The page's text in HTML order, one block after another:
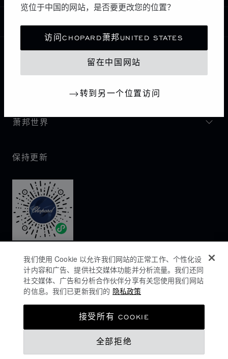
览位于中国的网站，是否要更改您的位置？
访问CHOPARD萧邦UNITED STATES
留在中国网站
转到另一个位置访问
本地化（更改国家/地区）
更改国家/地区
萧邦世界
保持更新
COOKIES政策
我们使用 Cookie 以允许我们网站的正常工作、个性化设
计内容和广告、提供社交媒体功能并分析流量。我们还同
社交媒体、广告和分析合作伙伴分享有关您使用我们网站
的信息。我们已更新我们的 隐私政策
全部拒绝
接受所有 COOKIE